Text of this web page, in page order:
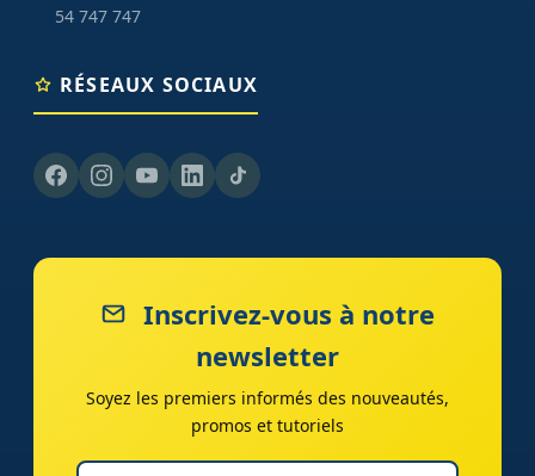
54 747 747
RÉSEAUX SOCIAUX
Inscrivez-vous à notre
newsletter
Soyez les premiers informés des nouveautés,
promos et tutoriels